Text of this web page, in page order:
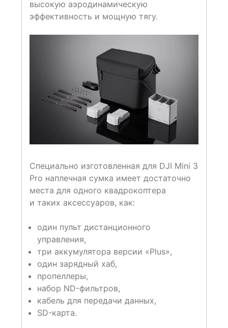
высокую аэродинамическую
эффективность и мощную тягу.
Специально изготовленная для DJI Mini 3
Pro наплечная сумка имеет достаточно
места для одного квадрокоптера
и таких аксессуаров, как:
один пульт дистанционного
управления,
три аккумулятора версии «Plus»,
один зарядный хаб,
пропеллеры,
набор ND-фильтров,
кабель для передачи данных,
SD-карта.